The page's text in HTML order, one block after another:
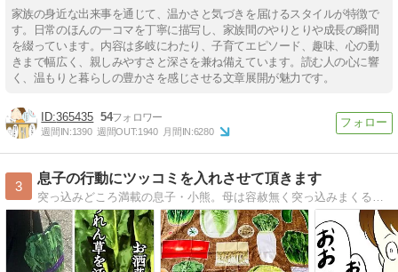
家族の身近な出来事を通じて、温かさと気づきを届けるスタイルが特徴で
す。日常のほんの一コマを丁寧に描写し、家族間のやりとりや成長の瞬間
を綴っています。内容は多岐にわたり、子育てエピソード、趣味、心の動
きまで幅広く、親しみやすさと深さを兼ね備えています。読む人の心に響
く、温もりと暮らしの豊かさを感じさせる文章展開が魅力です。
365435 54
週間IN:1390 週間OUT:1940 月間IN:6280
3
息子の行動にツッコミを入れさせて頂きます
突っ込みどころ満載の息子・小熊。母は容赦無く突っ込みまくるわよ！